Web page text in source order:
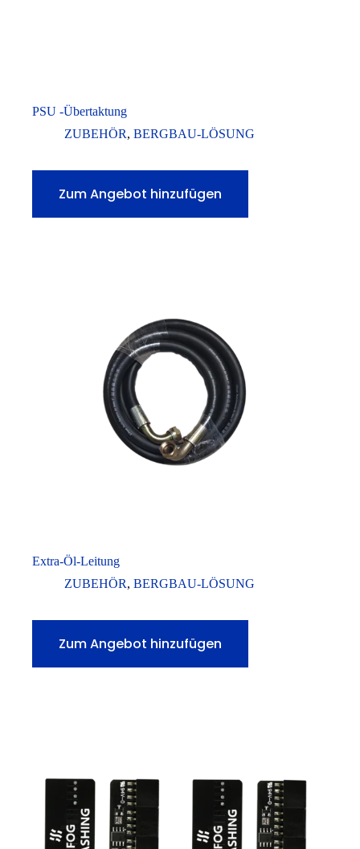
PSU -Übertaktung
ZUBEHÖR, BERGBAU-LÖSUNG
Zum Angebot hinzufügen
Extra-Öl-Leitung
ZUBEHÖR, BERGBAU-LÖSUNG
Zum Angebot hinzufügen